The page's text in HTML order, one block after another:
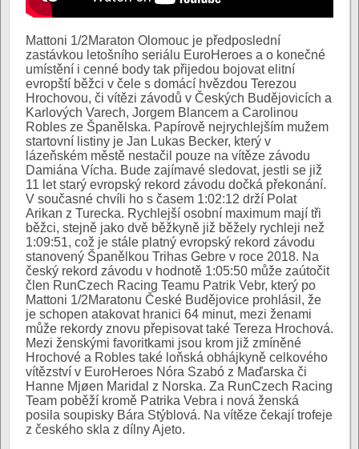
Mattoni 1/2Maraton Olomouc je předposlední
zastávkou letošního seriálu EuroHeroes a o konečné
umístění i cenné body tak přijedou bojovat elitní
evropští běžci v čele s domácí hvězdou Terezou
Hrochovou, či vítězi závodů v Českých Budějovicích a
Karlových Varech, Jorgem Blancem a Carolinou
Robles ze Španělska. Papírově nejrychlejším mužem
startovní listiny je Jan Lukas Becker, který v
lázeňském městě nestačil pouze na vítěze závodu
Damiána Vícha. Bude zajímavé sledovat, jestli se již
11 let starý evropský rekord závodu dočká překonání.
V současné chvíli ho s časem 1:02:12 drží Polat
Arikan z Turecka. Rychlejší osobní maximum mají tři
běžci, stejně jako dvě běžkyně již běžely rychleji než
1:09:51, což je stále platný evropský rekord závodu
stanovený Španělkou Trihas Gebre v roce 2018. Na
český rekord závodu v hodnotě 1:05:50 může zaútočit
člen RunCzech Racing Teamu Patrik Vebr, který po
Mattoni 1/2Maratonu České Budějovice prohlásil, že
je schopen atakovat hranici 64 minut, mezi ženami
může rekordy znovu přepisovat také Tereza Hrochová.
Mezi ženskými favoritkami jsou krom již zmíněné
Hrochové a Robles také loňská obhájkyně celkového
vítězství v EuroHeroes Nóra Szabó z Maďarska či
Hanne Mjøen Maridal z Norska. Za RunCzech Racing
Team poběží kromě Patrika Vebra i nová ženská
posila soupisky Bára Stýblová. Na vítěze čekají trofeje
z českého skla z dílny Ajeto.